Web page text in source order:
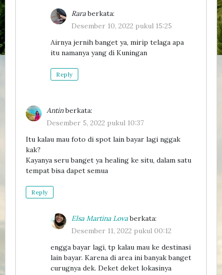
Rara berkata:
Desember 10, 2022 pukul 15:25
Airnya jernih banget ya, mirip telaga apa
itu namanya yang di Kuningan
Reply
Antin berkata:
Desember 5, 2022 pukul 10:37
Itu kalau mau foto di spot lain bayar lagi nggak
kak?
Kayanya seru banget ya healing ke situ, dalam satu
tempat bisa dapet semua
Reply
Elsa Martina Lova berkata:
Desember 11, 2022 pukul 00:12
engga bayar lagi, tp kalau mau ke destinasi
lain bayar. Karena di area ini banyak banget
curugnya dek. Deket deket lokasinya